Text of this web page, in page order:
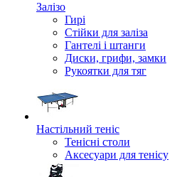
Залізо
Гирі
Стійки для заліза
Гантелі і штанги
Диски, грифи, замки
Рукоятки для тяг
Настільний теніс
Тенісні столи
Аксесуари для тенісу